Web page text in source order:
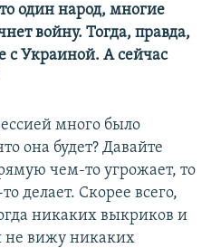
один народ, многие
войну. Тогда, правда,
с Украиной. А сейчас
много было
она будет? Давайте
чем-то угрожает, то
делает. Скорее всего,
никаких выкриков и
не вижу никаких